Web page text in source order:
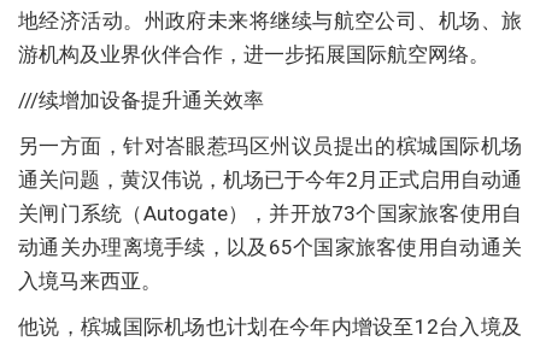
地经济活动。州政府未来将继续与航空公司、机场、旅
游机构及业界伙伴合作，进一步拓展国际航空网络。
///续增加设备提升通关效率
另一方面，针对峇眼惹玛区州议员提出的槟城国际机场
通关问题，黄汉伟说，机场已于今年2月正式启用自动通
关闸门系统（Autogate），并开放73个国家旅客使用自
动通关办理离境手续，以及65个国家旅客使用自动通关
入境马来西亚。
他说，槟城国际机场也计划在今年内增设至12台入境及